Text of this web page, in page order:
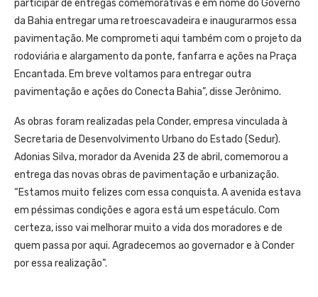
participar de entregas comemorativas e em nome do Governo
da Bahia entregar uma retroescavadeira e inaugurarmos essa
pavimentação. Me comprometi aqui também com o projeto da
rodoviária e alargamento da ponte, fanfarra e ações na Praça
Encantada. Em breve voltamos para entregar outra
pavimentação e ações do Conecta Bahia”, disse Jerônimo.
As obras foram realizadas pela Conder, empresa vinculada à
Secretaria de Desenvolvimento Urbano do Estado (Sedur).
Adonias Silva, morador da Avenida 23 de abril, comemorou a
entrega das novas obras de pavimentação e urbanização.
“Estamos muito felizes com essa conquista. A avenida estava
em péssimas condições e agora está um espetáculo. Com
certeza, isso vai melhorar muito a vida dos moradores e de
quem passa por aqui. Agradecemos ao governador e à Conder
por essa realização”.